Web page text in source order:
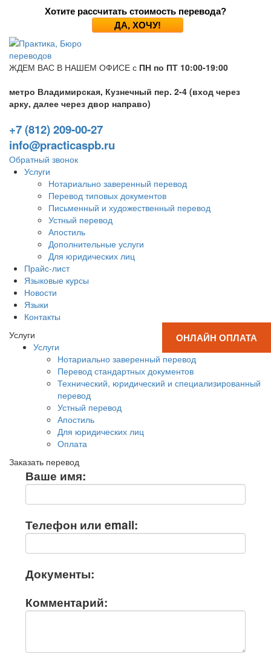
Хотите рассчитать стоимость перевода?
ДА, ХОЧУ!
ЖДЕМ ВАС В НАШЕМ ОФИСЕ с ПН по ПТ 10:00-19:00
метро Владимирская, Кузнечный пер. 2-4 (вход через
арку, далее через двор направо)
+7 (812) 209-00-27
info@practicaspb.ru
Обратный звонок
Услуги
Нотариально заверенный перевод
Перевод типовых документов
Письменный и художественный перевод
Устный перевод
Апостиль
Дополнительные услуги
Для юридических лиц
Прайс-лист
Языковые курсы
Новости
Языки
Контакты
ОНЛАЙН ОПЛАТА
Услуги
Услуги
Нотариально заверенный перевод
Перевод стандартных документов
Технический, юридический и специализированный
перевод
Устный перевод
Апостиль
Для юридических лиц
Оплата
Заказать перевод
Ваше имя:
Телефон или email:
Документы:
Комментарий: